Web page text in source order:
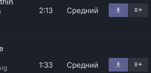
2:13 Средний
1:33 Средний